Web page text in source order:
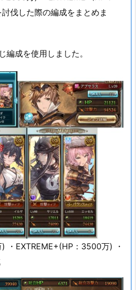
伐した際の編成をまとめま
成を使用しました。
・EXTREME+(HP：3500万) ・